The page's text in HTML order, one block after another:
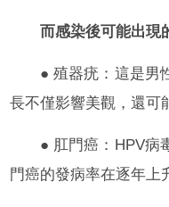
而感染後可能出現
● 殖器疣：這是男
長不僅影響美觀，還可
● 肛門癌：HPV病
門癌的發病率在逐年上